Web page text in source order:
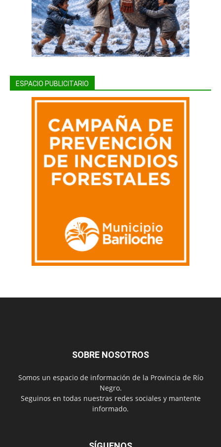
ESPACIO PUBLICITARIO
SOBRE NOSOTROS
Somos un espacio de información de la Provincia de Río
Negro.
Seguinos en todas nuestras redes sociales y mantente
informado.